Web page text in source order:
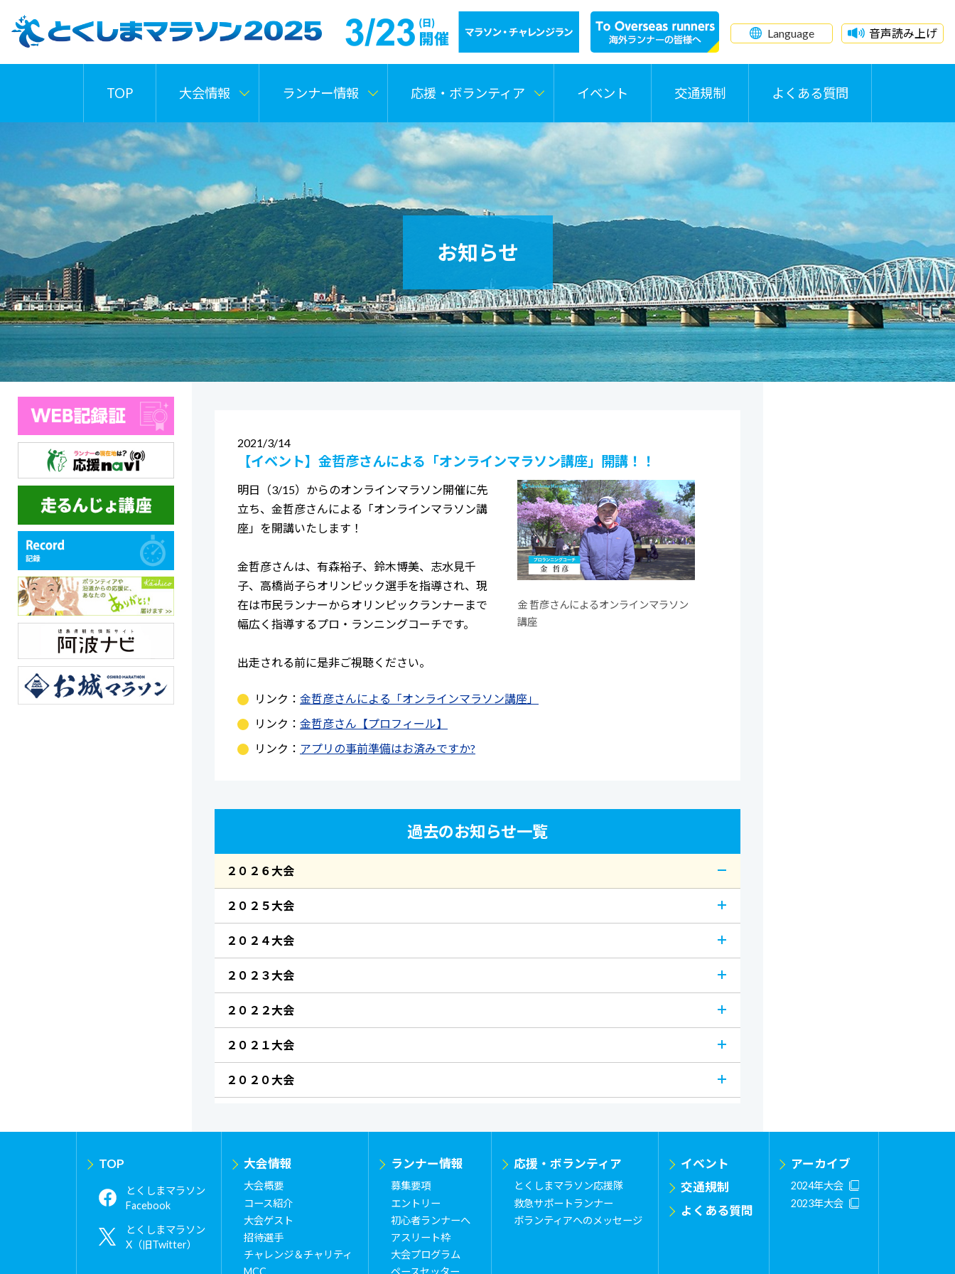
Language 音声読み上げ
TOP 大会情報 ランナー情報 応援・ボランティア イベント 交通規制 よくある質問
お知らせ
2021 3/14
【イベント】金哲彦さんによる「オンラインマラソン講座」開講！！
金 哲彦さんによるオンラインマラソン
講座
明日（3/15）からのオンラインマラソン開催に先
立ち、金哲彦さんによる「オンラインマラソン講
座」を開講いたします！
金哲彦さんは、有森裕子、鈴木博美、志水見千
子、高橋尚子らオリンピック選手を指導され、現
在は市民ランナーからオリンピックランナーまで
幅広く指導するプロ・ランニングコーチです。
出走される前に是非ご視聴ください。
リンク： 金哲彦さんによる「オンラインマラソン講座」
リンク： 金哲彦さん【プロフィール】
リンク： アプリの事前準備はお済みですか?
過去のお知らせ一覧
２０２６大会
２０２５大会
２０２４大会
２０２３大会
２０２２大会
２０２１大会
２０２０大会
TOP
とくしまマラソン
Facebook
とくしまマラソン
X（旧Twitter）
大会情報
大会概要
コース紹介
大会ゲスト
招待選手
チャレンジ＆チャリティ
ランナー情報
募集要項
エントリー
初心者ランナーへ
アスリート枠
大会プログラム
応援・ボランティア
とくしまマラソン応援隊
救急サポートランナー
ボランティアへのメッセージ
イベント
交通規制
よくある質問
アーカイブ
2024年大会
2023年大会